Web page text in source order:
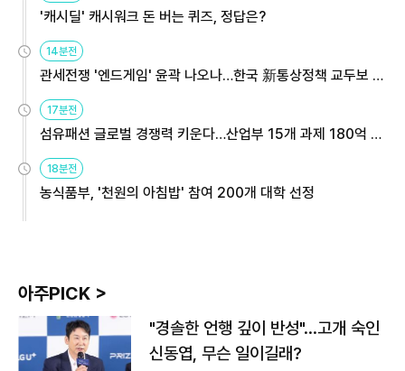
'캐시딜' 캐시워크 돈 버는 퀴즈, 정답은?
14분전
관세전쟁 '엔드게임' 윤곽 나오나…한국 新통상정책 교두보 활
용해야
17분전
섬유패션 글로벌 경쟁력 키운다…산업부 15개 과제 180억 지
원
18분전
농식품부, '천원의 아침밥' 참여 200개 대학 선정
아주PICK >
"경솔한 언행 깊이 반성"…고개 숙인
신동엽, 무슨 일이길래?